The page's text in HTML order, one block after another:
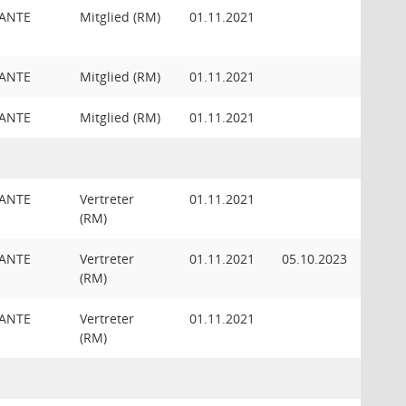
Mitglied (RM) 01.11.2021
Mitglied (RM) 01.11.2021
Mitglied (RM) 01.11.2021
Vertreter
(RM)
01.11.2021
Vertreter
(RM)
01.11.2021 05.10.2023
Vertreter
(RM)
01.11.2021